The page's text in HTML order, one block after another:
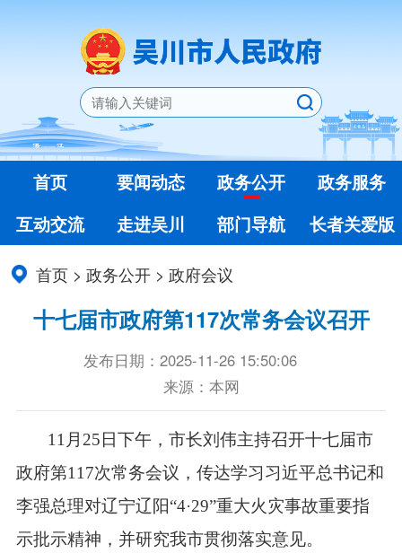
首页 要闻动态 政务公开
政务服务
互动交流
走进吴川 部门导航 长者关爱版
首页 >政务公开 >政府会议
十七届市政府第117次常务会议召开
发布日期：2025-11-26 15:50:06
来源：本网
11月25日下午，市长刘伟主持召开十七届市
政府第117次常务会议，传达学习习近平总书记和
李强总理对辽宁辽阳“4·29”重大火灾事故重要指
示批示精神，并研究我市贯彻落实意见。